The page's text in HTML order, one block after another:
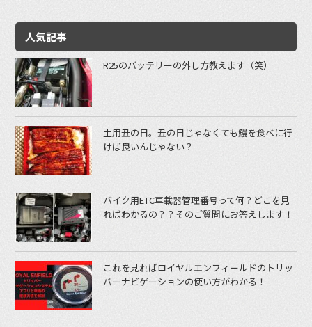
人気記事
R25のバッテリーの外し方教えます（笑）
土用丑の日。丑の日じゃなくても鰻を食べに行
けば良いんじゃない？
バイク用ETC車載器管理番号って何？どこを見
ればわかるの？？そのご質問にお答えします！
これを見ればロイヤルエンフィールドのトリッ
パーナビゲーションの使い方がわかる！